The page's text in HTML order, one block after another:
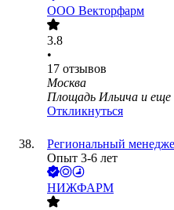
ООО Векторфарм
3.8
•
17 отзывов
Москва
Площадь Ильича и еще
Откликнуться
Региональный
Опыт 3-6 лет
НИЖФАРМ